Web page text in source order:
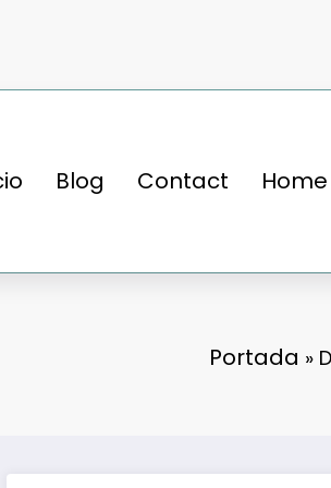
Blog Contact Home
Portada »